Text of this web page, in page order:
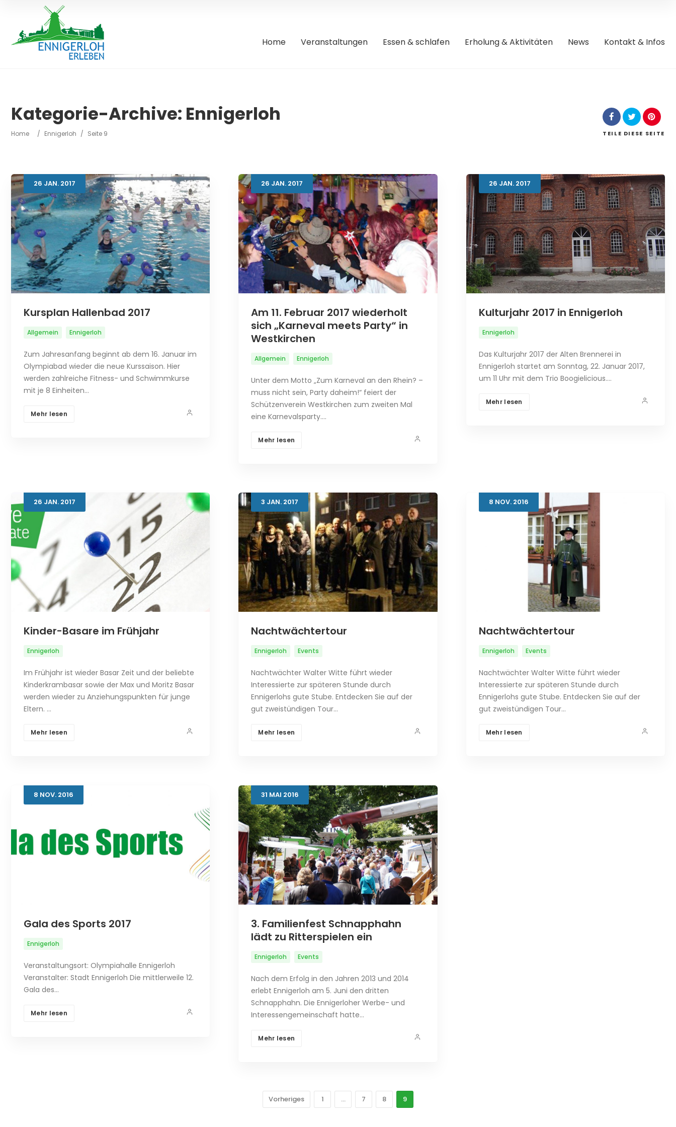
Home Veranstaltungen Essen & schlafen Erholung & Aktivitäten News Kontakt & Infos
Kategorie-Archive: Ennigerloh
Home / Ennigerloh / Seite 9 TEILE DIESE SEITE
26 JAN. 2017
Kursplan Hallenbad 2017
Allgemein Ennigerloh
Zum Jahresanfang beginnt ab dem 16. Januar im
Olympiabad wieder die neue Kurssaison. Hier
werden zahlreiche Fitness- und Schwimmkurse
mit je 8 Einheiten…
Mehr lesen
26 JAN. 2017
Am 11. Februar 2017 wiederholt
sich „Karneval meets Party“ in
Westkirchen
Allgemein Ennigerloh
Unter dem Motto „Zum Karneval an den Rhein? –
muss nicht sein, Party daheim!“ feiert der
Schützenverein Westkirchen zum zweiten Mal
eine Karnevalsparty.…
Mehr lesen
26 JAN. 2017
Kulturjahr 2017 in Ennigerloh
Ennigerloh
Das Kulturjahr 2017 der Alten Brennerei in
Ennigerloh startet am Sonntag, 22. Januar 2017,
um 11 Uhr mit dem Trio Boogielicious.…
Mehr lesen
26 JAN. 2017
Kinder-Basare im Frühjahr
Ennigerloh
Im Frühjahr ist wieder Basar Zeit und der beliebte
Kinderkrambasar sowie der Max und Moritz Basar
werden wieder zu Anziehungspunkten für junge
Eltern. …
Mehr lesen
3 JAN. 2017
Nachtwächtertour
Ennigerloh Events
Nachtwächter Walter Witte führt wieder
Interessierte zur späteren Stunde durch
Ennigerlohs gute Stube. Entdecken Sie auf der
gut zweistündigen Tour…
Mehr lesen
8 NOV. 2016
Nachtwächtertour
Ennigerloh Events
Nachtwächter Walter Witte führt wieder
Interessierte zur späteren Stunde durch
Ennigerlohs gute Stube. Entdecken Sie auf der
gut zweistündigen Tour…
Mehr lesen
8 NOV. 2016
Gala des Sports 2017
Ennigerloh
Veranstaltungsort: Olympiahalle Ennigerloh
Veranstalter: Stadt Ennigerloh Die mittlerweile 12.
Gala des…
Mehr lesen
31 MAI 2016
3. Familienfest Schnapphahn
lädt zu Ritterspielen ein
Ennigerloh Events
Nach dem Erfolg in den Jahren 2013 und 2014
erlebt Ennigerloh am 5. Juni den dritten
Schnapphahn. Die Ennigerloher Werbe- und
Interessengemeinschaft hatte…
Mehr lesen
Vorheriges 1 … 7 8 9